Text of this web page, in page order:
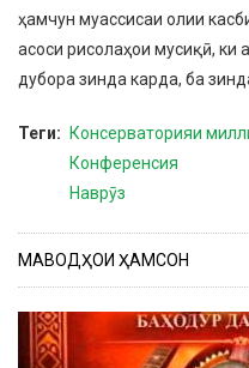
ҳамчун муассисаи олии
асоси рисолаҳои мусиқӣ, ки
дубора зинда карда, ба
Теги
Консерваторияи
Конференсия
Наврӯз
МАВОДҲОИ ҲАМСОН